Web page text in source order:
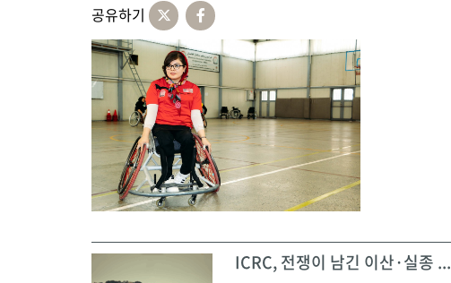
공유하기
ICRC, 전쟁이 남긴 이산·실종 ...